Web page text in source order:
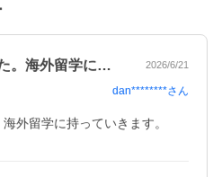
思った通りの商品でした。海外留学に持っ… 2026/6/21
dan********さん
外留学に持っていきます。